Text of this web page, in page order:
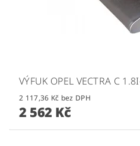
VÝFUK OPEL VECTRA C
2 117,36 Kč bez DPH
2 562 Kč